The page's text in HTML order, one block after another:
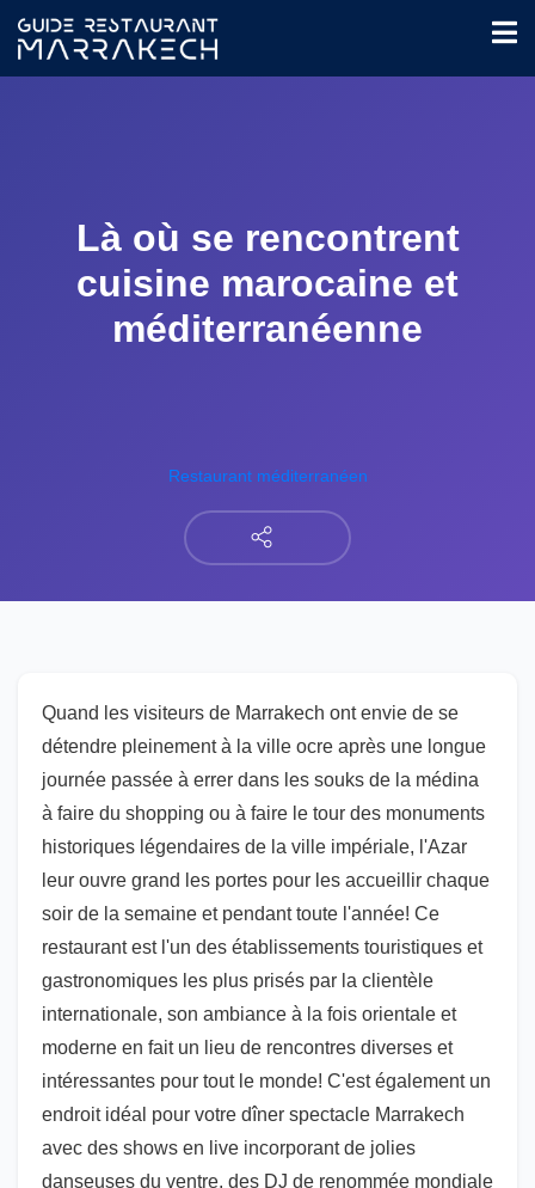
Là où se rencontrent
cuisine marocaine et
méditerranéenne
Restaurant méditerranéen
Quand les visiteurs de Marrakech ont envie de se
détendre pleinement à la ville ocre après une longue
journée passée à errer dans les souks de la médina
à faire du shopping ou à faire le tour des monuments
historiques légendaires de la ville impériale, l'Azar
leur ouvre grand les portes pour les accueillir chaque
soir de la semaine et pendant toute l'année! Ce
restaurant est l'un des établissements touristiques et
gastronomiques les plus prisés par la clientèle
internationale, son ambiance à la fois orientale et
moderne en fait un lieu de rencontres diverses et
intéressantes pour tout le monde! C'est également un
endroit idéal pour votre dîner spectacle Marrakech
avec des shows en live incorporant de jolies
danseuses du ventre, des DJ de renommée mondiale